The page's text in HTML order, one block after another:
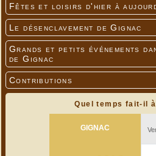
Fêtes et loisirs d'hier à
Le désenclavement de Gignac
Grands et petits événements
de Gignac
Contributions
Quel temps fait-il